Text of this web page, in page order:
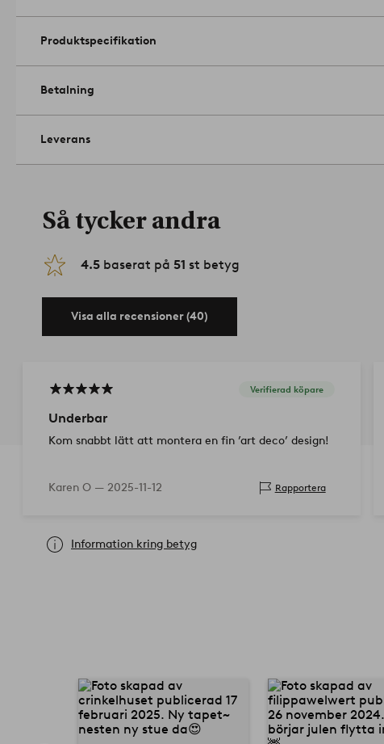
Produktspecifikation
Betalning
Leverans
Så tycker andra
4.5 baserat på 51 st betyg
Visa alla recensioner (40)
Verifierad köpare
Underbar
Kom snabbt lätt att montera en fin ’art deco’ design!
Karen O — 2025-11-12 Rapportera
Information kring betyg